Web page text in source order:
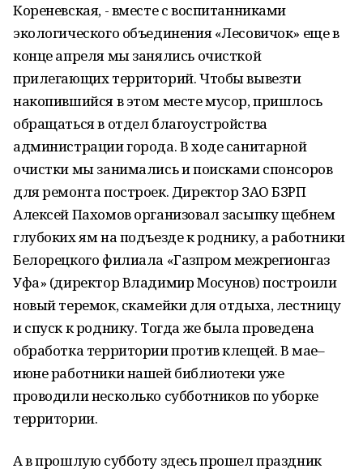
Кореневская, - вместе с воспитанниками
экологического объединения «Лесовичок» еще в
конце апреля мы занялись очисткой
прилегающих территорий. Чтобы вывезти
накопившийся в этом месте мусор, пришлось
обращаться в отдел благоустройства
администрации города. В ходе санитарной
очистки мы занимались и поисками спонсоров
для ремонта построек. Директор ЗАО БЗРП
Алексей Пахомов организовал засыпку щебнем
глубоких ям на подъезде к роднику, а работники
Белорецкого филиала «Газпром межрегионгаз
Уфа» (директор Владимир Мосунов) построили
новый теремок, скамейки для отдыха, лестницу
и спуск к роднику. Тогда же была проведена
обработка территории против клещей. В мае–
июне работники нашей библиотеки уже
проводили несколько субботников по уборке
территории.
А в прошлую субботу здесь прошел праздник